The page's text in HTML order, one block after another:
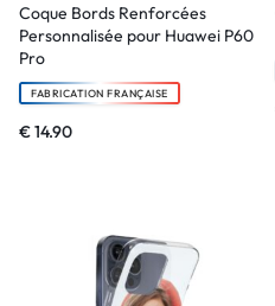
Coque Bords Renforcées
Personnalisée pour Huawei P60
Pro
FABRICATION FRANÇAISE
€14.90